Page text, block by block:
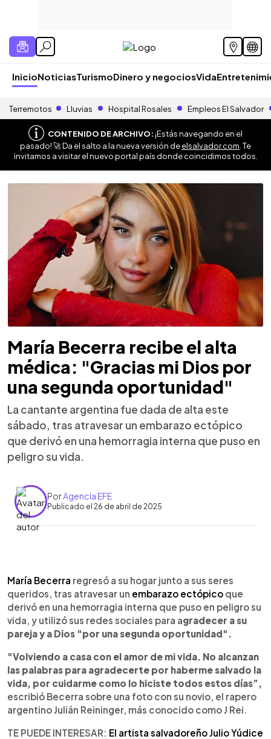
InicioNoticiasTurismoDinero y negociosVida
Terremotos Lluvias Hospital Rosales Empleos El Salvador
CONTENIDO DE ARCHIVO:¡Estás navegando en el
pasado! 🚀 Da el salto a la nueva versión deelsalvador.com . Te
invitamos a visitar el nuevo portal país donde coincidimos todos.
María Becerra recibe el alta
médica: "Gracias mi Dios por
una segunda oportunidad"
La cantante argentina fue dada de alta este
sábado, tras atravesar un embarazo ectópico
que derivó en una hemorragia interna que puso en
peligro su vida.
PorAgencia EFE
Publicado el 26 de abril de 2025
► Escuchar artículo
María Becerra regresó a su hogar junto a sus seres
queridos, tras atravesar un embarazo ectópico que
derivó en una hemorragia interna que puso en peligro su
vida, y utilizó sus redes sociales para agradecer a su
pareja y a Dios "por una segunda oportunidad".
"Volviendo a casa con el amor de mi vida. No alcanzan
las palabras para agradecerte por haberme salvado la
vida, por cuidarme como lo hiciste todos estos días”,
escribió Becerra sobre una foto con su novio, el rapero
argentino Julián Reininger, más conocido como J Rei.
TE PUEDE INTERESAR: El artista salvadoreño Julio Yúdice